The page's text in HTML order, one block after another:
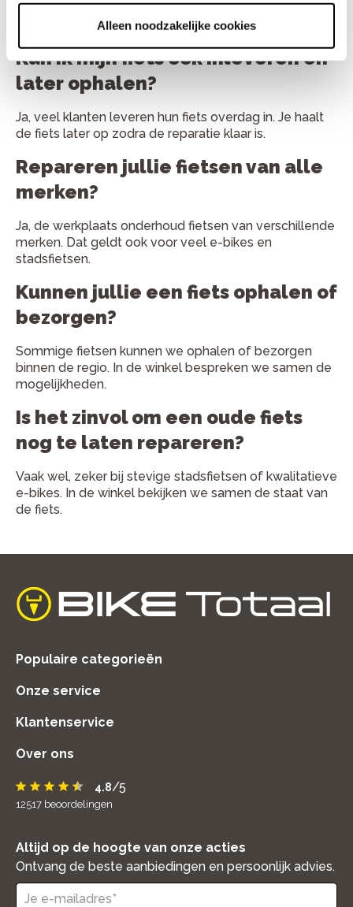
Alleen noodzakelijke cookies
onderhoudsbeurten zijn meestal binnen één werkdag
Kan ik mijn fiets ook inleveren en
later ophalen?
Ja, veel klanten leveren hun fiets overdag in. Je haalt
de fiets later op zodra de reparatie klaar is.
Repareren jullie fietsen van alle
merken?
Ja, de werkplaats onderhoud fietsen van verschillende
merken. Dat geldt ook voor veel e-bikes en
stadsfietsen.
Kunnen jullie een fiets ophalen of
bezorgen?
Sommige fietsen kunnen we ophalen of bezorgen
binnen de regio. In de winkel bespreken we samen de
mogelijkheden.
Is het zinvol om een oude fiets
nog te laten repareren?
Vaak wel, zeker bij stevige stadsfietsen of kwalitatieve
e-bikes. In de winkel bekijken we samen de staat van
de fiets.
home
Populaire categorieën
Onze service
Klantenservice
Over ons
4.8/5
12517 beoordelingen
Altijd op de hoogte van onze acties
Ontvang de beste aanbiedingen en persoonlijk advies.